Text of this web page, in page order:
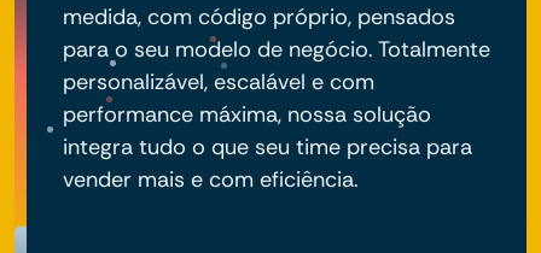
medida, com código próprio, pensados
para o seu modelo de negócio. Totalmente
personalizável, escalável e com
performance máxima, nossa solução
integra tudo o que seu time precisa para
vender mais e com eficiência.